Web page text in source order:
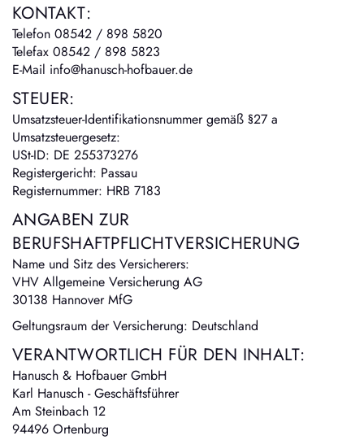
KONTAKT:
Telefon 08542 / 898 5820
Telefax 08542 / 898 5823
E-Mail info@hanusch-hofbauer.de
STEUER:
Umsatzsteuer-Identifikationsnummer gemäß §27 a
Umsatzsteuergesetz:
USt-ID: DE 255373276
Registergericht: Passau
Registernummer: HRB 7183
ANGABEN ZUR
BERUFSHAFTPFLICHTVERSICHERUNG
Name und Sitz des Versicherers:
VHV Allgemeine Versicherung AG
30138 Hannover MfG
Geltungsraum der Versicherung: Deutschland
VERANTWORTLICH FÜR DEN INHALT:
Hanusch & Hofbauer GmbH
Karl Hanusch - Geschäftsführer
Am Steinbach 12
94496 Ortenburg